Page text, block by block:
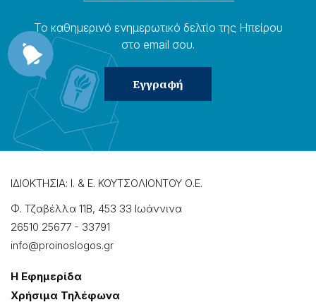
Το καθημερɩνό ενημερωτɩκό δελτίο της Ηπείρου
στο email σου.
ΙΔΙΟΚΤΗΣΙΑ: Ι. & Ε. ΚΟΥΤΣΟΛΙΟΝΤΟΥ Ο.Ε.
Φ. Τζαβέλλα 11Β, 453 33 Ιωάννɩνα
26510 25677 - 33791
info@proinoslogos.gr
Η Εφημερίδα
Χρήσɩμα Τηλέφωνα